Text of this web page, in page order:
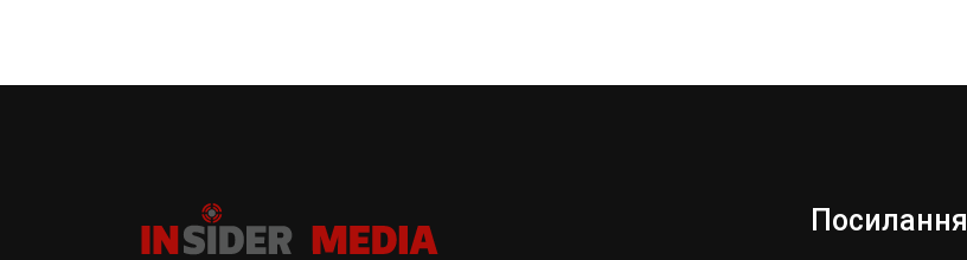
Посилання